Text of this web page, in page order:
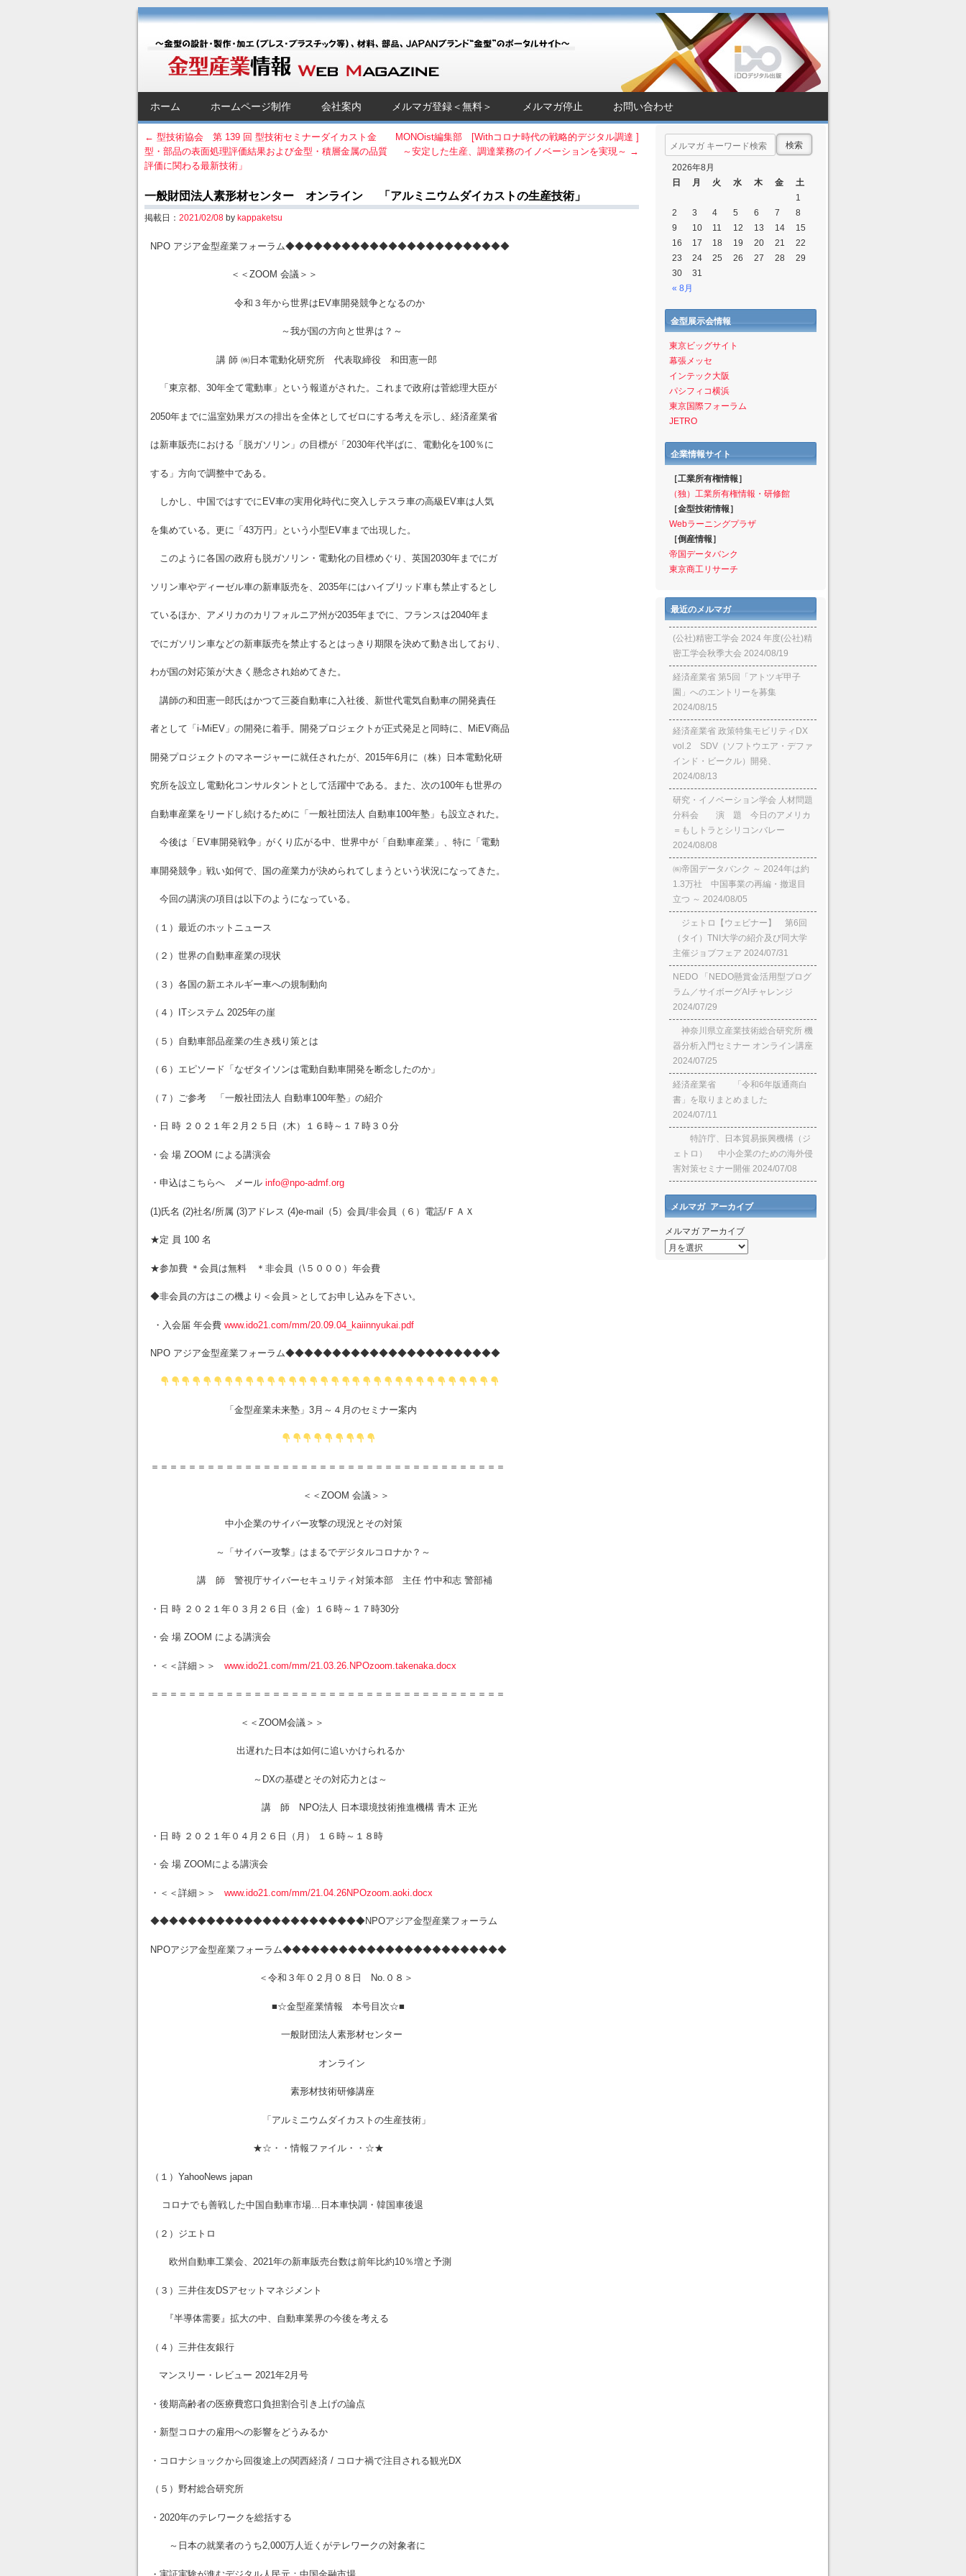
金型産業情報 [Web Magazine]
Menu
SKIP TO CONTENT
ホーム ホームページ制作 会社案内 メルマガ登録＜無料＞ メルマガ停止 お問い合わせ
Post navigation
← 型技術協会 第 139 回 型技術セミナーダイカスト金
型・部品の表面処理評価結果および金型・積層金属の品質
評価に関わる最新技術」
MONOist編集部 [Withコロナ時代の戦略的デジタル調達 ]
～安定した生産、調達業務のイノベーションを実現～ →
一般財団法人素形材センター オンライン 「アルミニウムダイカストの生産技術」
掲載日：2021/02/08 by kappaketsu
NPO アジア金型産業フォーラム◆◆◆◆◆◆◆◆◆◆◆◆◆◆◆◆◆◆◆◆◆◆◆◆
＜＜ZOOM 会議＞＞
令和３年から世界はEV車開発競争となるのか
～我が国の方向と世界は？～
講 師 ㈱日本電動化研究所 代表取締役 和田憲一郎
「東京都、30年全て電動車」という報道がされた。これまで政府は菅総理大臣が
2050年までに温室効果ガスの排出を全体としてゼロにする考えを示し、経済産業省
は新車販売における「脱ガソリン」の目標が「2030年代半ばに、電動化を100％に
する」方向で調整中である。
しかし、中国ではすでにEV車の実用化時代に突入しテスラ車の高級EV車は人気
を集めている。更に「43万円」という小型EV車まで出現した。
このように各国の政府も脱ガソリン・電動化の目標めぐり、英国2030年までにガ
ソリン車やディーゼル車の新車販売を、2035年にはハイブリッド車も禁止するとし
ているほか、アメリカのカリフォルニア州が2035年までに、フランスは2040年ま
でにガソリン車などの新車販売を禁止するとはっきり期限を決めて動き出しており、
わが国の対応策が大きく懸念され始めてきた。
講師の和田憲一郎氏はかつて三菱自動車に入社後、新世代電気自動車の開発責任
者として「i-MiEV」の開発に着手。開発プロジェクトが正式発足と同時に、MiEV商品
開発プロジェクトのマネージャーに就任されたが、2015年6月に（株）日本電動化研
究所を設立し電動化コンサルタントとして活躍中である。また、次の100年も世界の
自動車産業をリードし続けるために「一般社団法人 自動車100年塾」も設立された。
今後は「EV車開発戦争」がくり広がる中、世界中が「自動車産業」、特に「電動
車開発競争」戦い如何で、国の産業力が決められてしまうという状況になってきた。
今回の講演の項目は以下のようになっている。
（１）最近のホットニュース
（２）世界の自動車産業の現状
（３）各国の新エネルギー車への規制動向
（４）ITシステム 2025年の崖
（５）自動車部品産業の生き残り策とは
（６）エピソード「なぜタイソンは電動自動車開発を断念したのか」
（７）ご参考 「一般社団法人 自動車100年塾」の紹介
・日 時 ２０２１年２月２５日（木）１６時～１７時３０分
・会 場 ZOOM による講演会
・申込はこちらへ メール info@npo-admf.org
(1)氏名 (2)社名/所属 (3)アドレス (4)e-mail（5）会員/非会員（６）電話/ＦＡＸ
★定 員 100 名
★参加費 ＊会員は無料 ＊非会員（\５０００）年会費
◆非会員の方はこの機より＜会員＞としてお申し込みを下さい。
・入会届 年会費 www.ido21.com/mm/20.09.04_kaiinnyukai.pdf
NPO アジア金型産業フォーラム◆◆◆◆◆◆◆◆◆◆◆◆◆◆◆◆◆◆◆◆◆◆◆
「金型産業未来塾」3月～４月のセミナー案内
＝＝＝＝＝＝＝＝＝＝＝＝＝＝＝＝＝＝＝＝＝＝＝＝＝＝＝＝＝＝＝＝＝＝＝＝＝＝
＜＜ZOOM 会議＞＞
中小企業のサイバー攻撃の現況とその対策
～「サイバー攻撃」はまるでデジタルコロナか？～
講 師 警視庁サイバーセキュリティ対策本部 主任 竹中和志 警部補
・日 時 ２０２１年０３月２６日（金）１６時～１７時30分
・会 場 ZOOM による講演会
・＜＜詳細＞＞ www.ido21.com/mm/21.03.26.NPOzoom.takenaka.docx
＝＝＝＝＝＝＝＝＝＝＝＝＝＝＝＝＝＝＝＝＝＝＝＝＝＝＝＝＝＝＝＝＝＝＝＝＝＝
＜＜ZOOM会議＞＞
出遅れた日本は如何に追いかけられるか
～DXの基礎とその対応力とは～
講 師 NPO法人 日本環境技術推進機構 青木 正光
・日 時 ２０２１年０４月２６日（月） １６時～１８時
・会 場 ZOOMによる講演会
・＜＜詳細＞＞ www.ido21.com/mm/21.04.26NPOzoom.aoki.docx
◆◆◆◆◆◆◆◆◆◆◆◆◆◆◆◆◆◆◆◆◆◆◆NPOアジア金型産業フォーラム
NPOアジア金型産業フォーラム◆◆◆◆◆◆◆◆◆◆◆◆◆◆◆◆◆◆◆◆◆◆◆◆
＜令和３年０２月０８日 No.０８＞
■☆金型産業情報 本号目次☆■
一般財団法人素形材センター
オンライン
素形材技術研修講座
「アルミニウムダイカストの生産技術」
★☆・・情報ファイル・・☆★
（１）YahooNews japan
コロナでも善戦した中国自動車市場…日本車快調・韓国車後退
（２）ジエトロ
欧州自動車工業会、2021年の新車販売台数は前年比約10％増と予測
（３）三井住友DSアセットマネジメント
『半導体需要』拡大の中、自動車業界の今後を考える
（４）三井住友銀行
マンスリー・レビュー 2021年2月号
・後期高齢者の医療費窓口負担割合引き上げの論点
・新型コロナの雇用への影響をどうみるか
・コロナショックから回復途上の関西経済 / コロナ禍で注目される観光DX
（５）野村総合研究所
・2020年のテレワークを総括する
～日本の就業者のうち2,000万人近くがテレワークの対象者に
2026年8月
日
月 火 水 木 金 土
« 8月
1
2
3 4 5 6 7
8
9
10 11 12 13 14
15
16
17 18 19 20 21
22
23
24 25 26 27 28
29
30
31
金型展示会情報
東京ビッグサイト
幕張メッセ
インテック大阪
パシフィコ横浜
東京国際フォーラム
JETRO
企業情報サイト
［工業所有権情報］
（独）工業所有権情報・研修館
［金型技術情報］
Webラーニングプラザ
［倒産情報］
帝国データバンク
東京商工リサーチ
最近のメルマガ
(公社)精密工学会 2024 年度(公社)精
密工学会秋季大会 2024/08/19
経済産業省 第5回「アトツギ甲子
園」へのエントリーを募集
2024/08/15
経済産業省 政策特集モビリティDX
vol.2 SDV（ソフトウエア・デファ
インド・ビークル）開発、
2024/08/13
研究・イノベーション学会 人材問題
分科会 演 題 今日のアメリカ
＝もしトラとシリコンバレー
2024/08/08
㈱帝国データバンク ～ 2024年は約
1.3万社 中国事業の再編・撤退目
立つ ～ 2024/08/05
ジェトロ【ウェビナー】 第6回
（タイ）TNI大学の紹介及び同大学
主催ジョブフェア 2024/07/31
NEDO 「NEDO懸賞⾦活⽤型プログ
ラム／サイボーグAIチャレンジ
2024/07/29
神奈川県立産業技術総合研究所 機
器分析入門セミナー オンライン講座
2024/07/25
経済産業省 「令和6年版通商白
書」を取りまとめました
2024/07/11
特許庁、日本貿易振興機構（ジ
ェトロ） 中小企業のための海外侵
害対策セミナー開催 2024/07/08
メルマガ アーカイブ
メルマガ アーカイブ